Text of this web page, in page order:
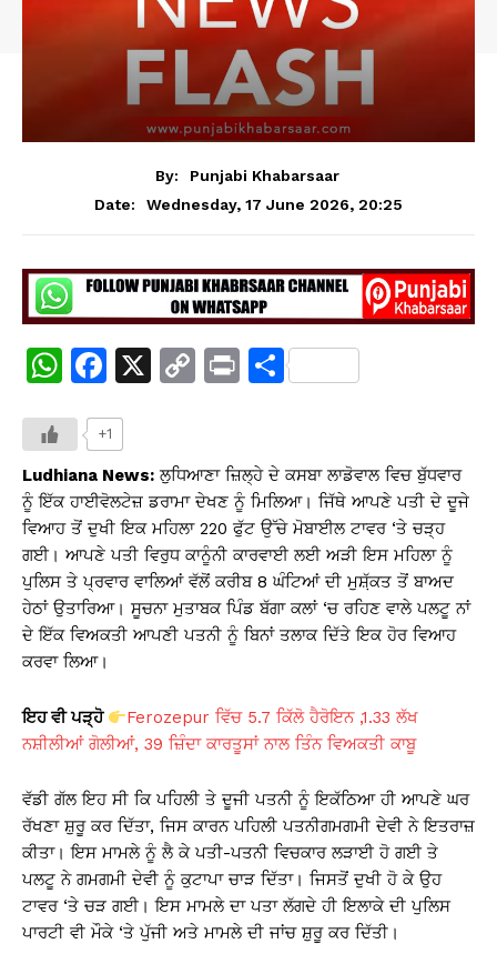
By:
Punjabi Khabarsaar
Date:
Wednesday, 17 June 2026, 20:25
W
at
s
A
p
p
F
c
e
b
o
o
k
X
C
y
Li
n
k
Pr S
e
+1
Ludhiana News: ਲੁਧਿਆਣਾ ਜ਼ਿਲ੍ਹੇ ਦੇ ਕਸਬਾ ਲਾਡੋਵਾਲ ਵਿਚ ਬੁੱਧਵਾਰ
ਨੂੰ ਇੱਕ ਹਾਈਵੋਲਟੇਜ਼ ਡਰਾਮਾ ਦੇਖਣ ਨੂੰ ਮਿਲਿਆ। ਜਿੱਥੇ ਆਪਣੇ ਪਤੀ ਦੇ ਦੂਜੇ
ਵਿਆਹ ਤੋਂ ਦੁਖੀ ਇਕ ਮਹਿਲਾ 220 ਫੁੱਟ ਉੱਚੇ ਮੋਬਾਈਲ ਟਾਵਰ ‘ਤੇ ਚੜ੍ਹ
ਗਈ। ਆਪਣੇ ਪਤੀ ਵਿਰੁਧ ਕਾਨੂੰਨੀ ਕਾਰਵਾਈ ਲਈ ਅੜੀ ਇਸ ਮਹਿਲਾ ਨੂੰ
ਪੁਲਿਸ ਤੇ ਪ੍ਰਵਾਰ ਵਾਲਿਆਂ ਵੱਲੋਂ ਕਰੀਬ 8 ਘੰਟਿਆਂ ਦੀ ਮੁਸ਼਼ੱਕਤ ਤੋਂ ਬਾਅਦ
ਹੇਠਾਂ ਉਤਾਰਿਆ। ਸੂਚਨਾ ਮੁਤਾਬਕ ਪਿੰਡ ਬੱਗਾ ਕਲਾਂ ‘ਚ ਰਹਿਣ ਵਾਲੇ ਪਲਟੂ ਨਾਂ
ਦੇ ਇੱਕ ਵਿਅਕਤੀ ਆਪਣੀ ਪਤਨੀ ਨੂੰ ਬਿਨਾਂ ਤਲਾਕ ਦਿੱਤੇ ਇਕ ਹੋਰ ਵਿਆਹ
ਕਰਵਾ ਲਿਆ।
ਇਹ ਵੀ ਪੜ੍ਹੋ
Ferozepur ਵਿੱਚ 5.7 ਕਿੱਲੋ ਹੈਰੋਇਨ ,1.33 ਲੱਖ
ਨਸ਼ੀਲੀਆਂ ਗੋਲੀਆਂ, 39 ਜ਼ਿੰਦਾ ਕਾਰਤੂਸਾਂ ਨਾਲ ਤਿੰਨ ਵਿਅਕਤੀ ਕਾਬੂ
ਵੱਡੀ ਗੱਲ ਇਹ ਸੀ ਕਿ ਪਹਿਲੀ ਤੇ ਦੂਜੀ ਪਤਨੀ ਨੂੰ ਇਕੱਠਿਆ ਹੀ ਆਪਣੇ ਘਰ
ਰੱਖਣਾ ਸ਼ੁਰੂ ਕਰ ਦਿੱਤਾ, ਜਿਸ ਕਾਰਨ ਪਹਿਲੀ ਪਤਨੀਗਮਗਮੀ ਦੇਵੀ ਨੇ ਇਤਰਾਜ਼
ਕੀਤਾ। ਇਸ ਮਾਮਲੇ ਨੂੰ ਲੈ ਕੇ ਪਤੀ-ਪਤਨੀ ਵਿਚਕਾਰ ਲੜਾਈ ਹੋ ਗਈ ਤੇ
ਪਲਟੂ ਨੇ ਗਮਗਮੀ ਦੇਵੀ ਨੂੰ ਕੁਟਾਪਾ ਚਾੜ ਦਿੱਤਾ। ਜਿਸਤੋਂ ਦੁਖੀ ਹੋ ਕੇ ਉਹ
ਟਾਵਰ ‘ਤੇ ਚੜ ਗਈ। ਇਸ ਮਾਮਲੇ ਦਾ ਪਤਾ ਲੱਗਦੇ ਹੀ ਇਲਾਕੇ ਦੀ ਪੁਲਿਸ
ਪਾਰਟੀ ਵੀ ਮੌਕੇ ‘ਤੇ ਪੁੱਜੀ ਅਤੇ ਮਾਮਲੇ ਦੀ ਜਾਂਚ ਸ਼ੁਰੂ ਕਰ ਦਿੱਤੀ।